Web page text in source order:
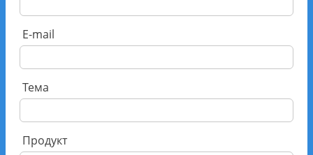
E-mail
Тема
Продукт